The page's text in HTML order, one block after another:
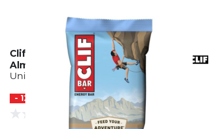
Clif Bar Energie Riegel - Blueberry
Almond Crisp (68g)
Unisexe
- 12 %
0.0
(0 Avis)